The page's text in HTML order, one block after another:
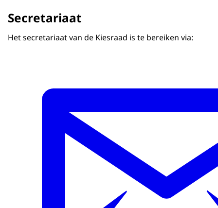
Secretariaat
Het secretariaat van de Kiesraad is te bereiken via: